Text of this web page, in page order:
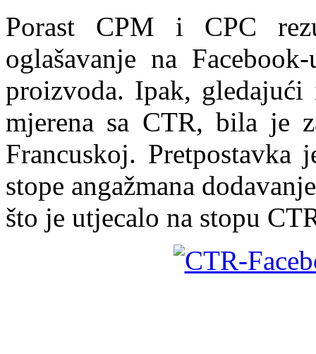
Porast CPM i CPC
oglašavanje na
proizvoda. Ipak, gledajući
mjerena sa CTR, bila je
Francuskoj. Pretpostavka
stope angažmana
što je utjecalo na stopu